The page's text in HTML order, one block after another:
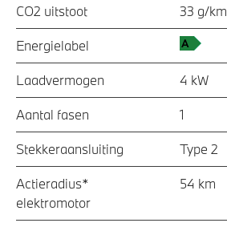
CO2 uitstoot 33 g/km
Energielabel
Laadvermogen 4 kW
Aantal fasen 1
Stekkeraansluiting Type 2
Actieradius*
elektromotor
54 km